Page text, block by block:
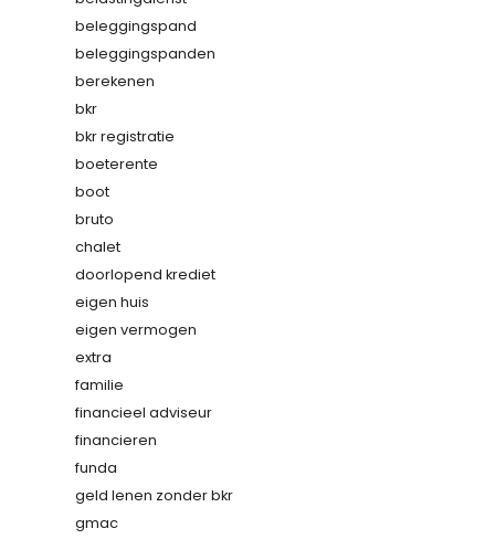
beleggingspand
beleggingspanden
berekenen
bkr
bkr registratie
boeterente
boot
bruto
chalet
doorlopend krediet
eigen huis
eigen vermogen
extra
familie
financieel adviseur
financieren
funda
geld lenen zonder bkr
gmac